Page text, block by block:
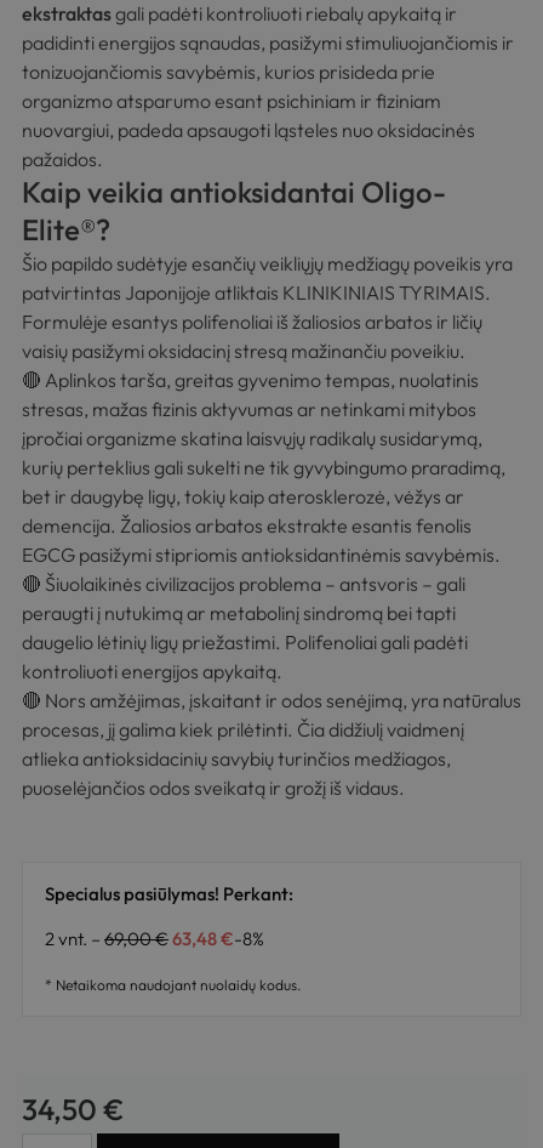
ekstraktasgali padėti kontroliuoti riebalų apykaitą ir
padidinti energijos sąnaudas, pasižymi stimuliuojančiomis ir
tonizuojančiomis savybėmis, kurios prisideda prie
organizmo atsparumo esant psichiniam ir fiziniam
nuovargiui, padeda apsaugoti ląsteles nuo oksidacinės
pažaidos.
Kaip veikia antioksidantai Oligo-
Elite®?
Šio papildo sudėtyje esančių veikliųjų medžiagų poveikis yra
patvirtintas Japonijoje atliktais KLINIKINIAIS TYRIMAIS.
Formulėje esantys polifenoliai iš žaliosios arbatos ir ličių
vaisiųpasižymi oksidacinį stresą mažinančiu poveikiu.
🔴 Aplinkos tarša, greitas gyvenimo tempas, nuolatinis
stresas, mažas fizinis aktyvumas ar netinkami mitybos
įpročiai organizme skatina laisvųjų radikalų susidarymą,
kurių perteklius gali sukelti ne tik gyvybingumo praradimą,
bet ir daugybę ligų, tokių kaip aterosklerozė, vėžys ar
demencija. Žaliosios arbatos ekstrakte esantis fenolis
EGCG pasižymi stipriomis antioksidantinėmis savybėmis.
🔴 Šiuolaikinės civilizacijos problema – antsvoris – gali
peraugti į nutukimą ar metabolinį sindromą bei tapti
daugelio lėtinių ligų priežastimi. Polifenoliai gali padėti
kontroliuoti energijos apykaitą.
🔴 Nors amžėjimas, įskaitant ir odos senėjimą, yra natūralus
procesas, jį galima kiek prilėtinti. Čia didžiulį vaidmenį
atlieka antioksidacinių savybių turinčios medžiagos,
puoselėjančios odos sveikatą ir grožį iš vidaus.
Specialus pasiūlymas! Perkant:
2 vnt. – 69,00€63,48€-8%
* Netaikoma naudojant nuolaidų kodus.
34,50€